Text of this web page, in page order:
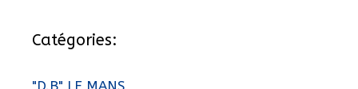
Catégories: